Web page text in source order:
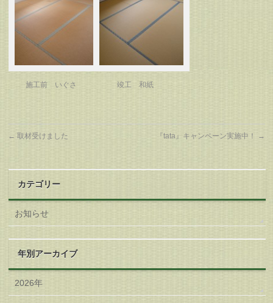
施工前 いぐさ 竣工 和紙
← 取材受けました 『tata』キャンペーン実施中！ →
カテゴリー
お知らせ
年別アーカイブ
2026年